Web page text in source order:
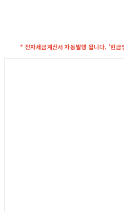
* 전자세금계산서 자동발행 됩니다. '현